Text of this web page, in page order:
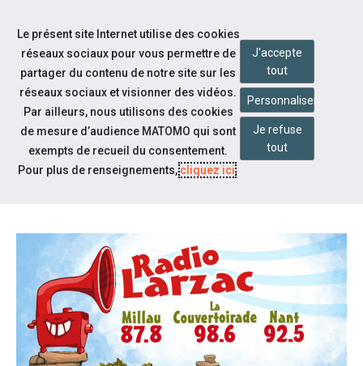
Aller au contenu
Actualités
ANNIVERSAIRE : RETOUR SUR LA
Le présent site Internet utilise des cookies
réseaux sociaux pour vous permettre de
partager du contenu de notre site sur les
réseaux sociaux et visionner des vidéos.
Par ailleurs, nous utilisons des cookies
de mesure d’audience MATOMO qui sont
exempts de recueil du consentement.
Pour plus de renseignements,cliquez ici.
J'accepte
tout
Personnaliser
Je refuse
tout